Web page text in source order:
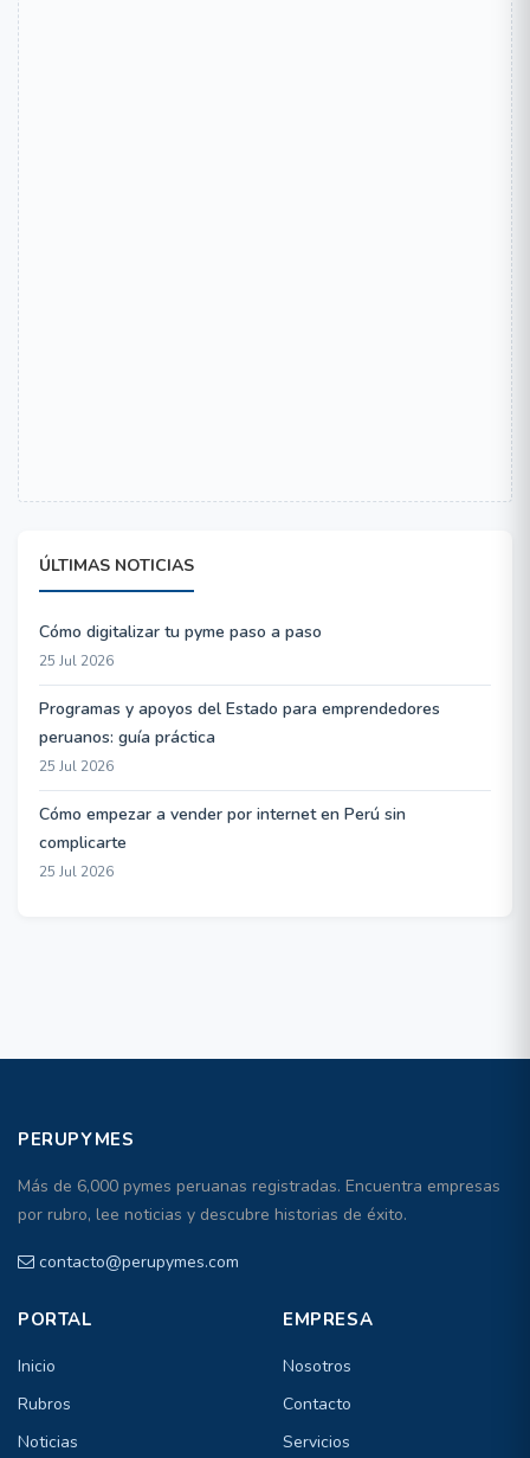
ÚLTIMAS NOTICIAS
Cómo digitalizar tu pyme paso a paso
25 Jul 2026
Programas y apoyos del Estado para emprendedores
peruanos: guía práctica
25 Jul 2026
Cómo empezar a vender por internet en Perú sin
complicarte
25 Jul 2026
PERUPYMES
Más de 6,000 pymes peruanas registradas. Encuentra empresas
por rubro, lee noticias y descubre historias de éxito.
contacto@perupymes.com
PORTAL
Inicio
Rubros
Noticias
EMPRESA
Nosotros
Contacto
Servicios